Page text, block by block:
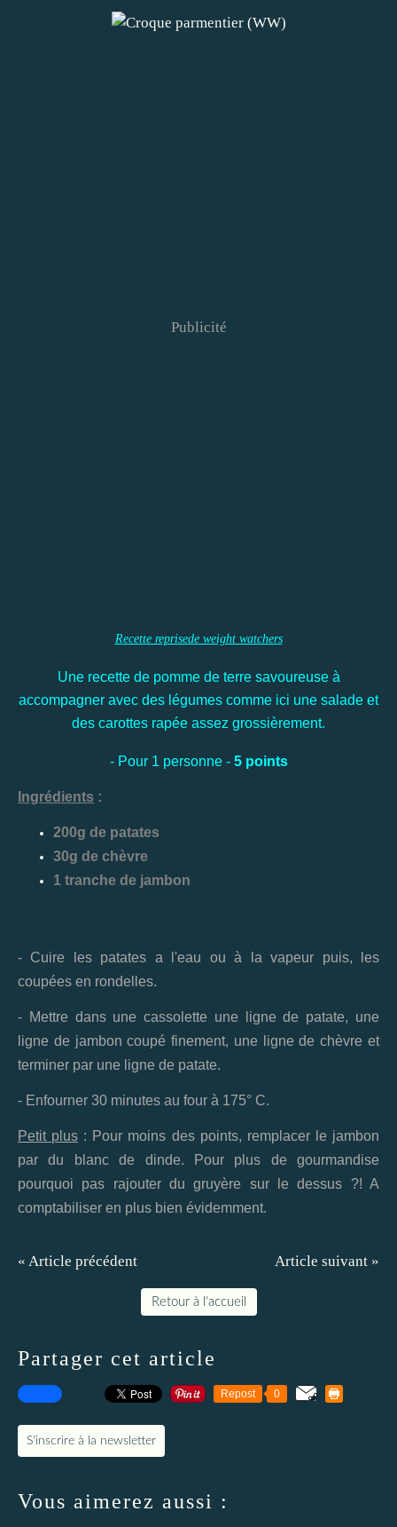
Publicité
Recette reprisede weight watchers
Une recette de pomme de terre savoureuse à
accompagner avec des légumes comme ici une salade et
des carottes rapée assez grossièrement.
- Pour 1 personne - 5 points
Ingrédients :
200g de patates
30g de chèvre
1 tranche de jambon
- Cuire les patates a l'eau ou à la vapeur puis, les
coupées en rondelles.
- Mettre dans une cassolette une ligne de patate, une
ligne de jambon coupé finement, une ligne de chèvre et
terminer par une ligne de patate.
- Enfourner 30 minutes au four à 175° C.
Petit plus : Pour moins des points, remplacer le jambon
par du blanc de dinde. Pour plus de gourmandise
pourquoi pas rajouter du gruyère sur le dessus ?! A
comptabiliser en plus bien évidemment.
« Article précédent Article suivant »
Retour à l'accueil
Partager cet article
Repost 0
S'inscrire à la newsletter
Vous aimerez aussi :